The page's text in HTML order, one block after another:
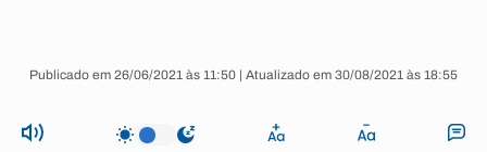
Publicado em 26/06/2021 às 11:50 | Atualizado em 30/08/2021 às 18:55